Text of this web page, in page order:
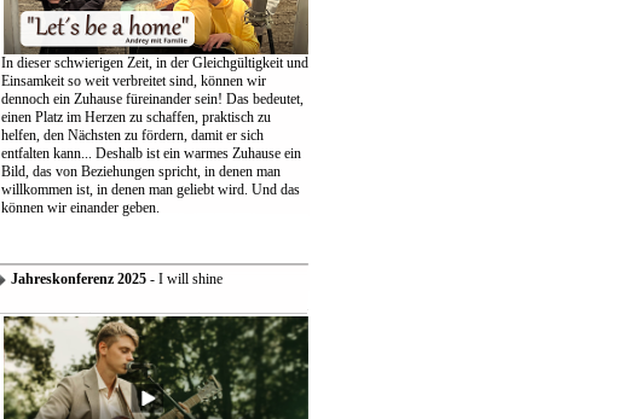
In dieser schwierigen Zeit, in der Gleichgültigkeit und
Einsamkeit so weit verbreitet sind, können wir
dennoch ein Zuhause füreinander sein! Das bedeutet,
einen Platz im Herzen zu schaffen, praktisch zu
helfen, den Nächsten zu fördern, damit er sich
entfalten kann... Deshalb ist ein warmes Zuhause ein
Bild, das von Beziehungen spricht, in denen man
willkommen ist, in denen man geliebt wird. Und das
können wir einander geben.
Jahreskonferenz 2025- I will shine